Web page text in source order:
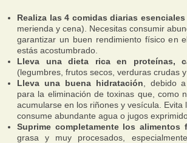
Realiza las 4 comidas diarias esenciales
merienda y cena). Necesitas consumir
garantizar un buen rendimiento físico en
estás acostumbrado.
Lleva una dieta rica en proteínas,
(legumbres, frutos secos, verduras crudas
Lleva una buena hidratación , debido
para la eliminación de toxinas que, como
acumularse en los riñones y vesícula. Evita
consume abundante agua o jugos
Suprime completamente los alimentos
grasa y muy procesados,